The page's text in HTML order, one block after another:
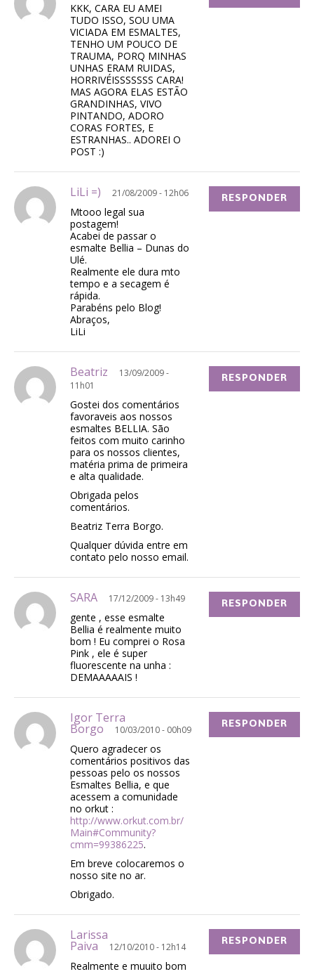
KKK, CARA EU AMEI
TUDO ISSO, SOU UMA
VICIADA EM ESMALTES,
TENHO UM POUCO DE
TRAUMA, PORQ MINHAS
UNHAS ERAM RUIDAS,
HORRIVÉISSSSSSS CARA!
MAS AGORA ELAS ESTÃO
GRANDINHAS, VIVO
PINTANDO, ADORO
CORAS FORTES, E
ESTRANHAS.. ADOREI O
POST :)
LiLi =) 21/08/2009 - 12h06
Mtooo legal sua
postagem!
Acabei de passar o
esmalte Bellia – Dunas do
Ulé.
Realmente ele dura mto
tempo e a secagem é
rápida.
Parabéns pelo Blog!
Abraços,
LiLi
RESPONDER
Beatriz
13/09/2009 -
11h01
Gostei dos comentários
favoraveis aos nossos
esmaltes BELLIA. São
feitos com muito carinho
para os nossos clientes,
matéria prima de primeira
e alta qualidade.
Obrigada pelos
comentários.
Beatriz Terra Borgo.
Qualquer dúvida entre em
contato pelo nosso email.
RESPONDER
SARA 17/12/2009 - 13h49
gente , esse esmalte
Bellia é realmente muito
bom ! Eu comprei o Rosa
Pink , ele é super
fluorescente na unha :
DEMAAAAAIS !
RESPONDER
Igor Terra
Borgo 10/03/2010 - 00h09
Quero agradecer os
comentários positivos das
pessoas pelo os nossos
Esmaltes Bellia, e que
acessem a comunidade
no orkut :
http://www.orkut.com.br/
Main#Community?
cmm=99386225.
Em breve colocaremos o
nosso site no ar.
Obrigado.
RESPONDER
Larissa
Paiva 12/10/2010 - 12h14
Realmente e muuito bom
RESPONDER